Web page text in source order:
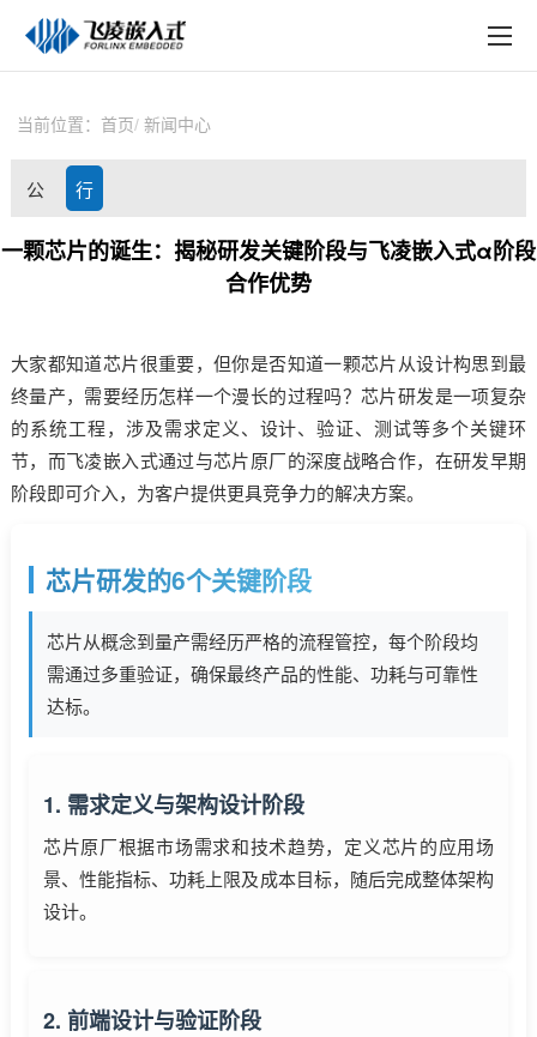
技术与支持
在线文档
关于飞凌
天猫商城
淘宝商城
技术论坛
在线购买
当前位置： 首页 新闻中心
公
司
行
业
一颗芯片的诞生：揭秘研发关键阶段与飞凌嵌入式α阶段
合作优势
大家都知道芯片很重要，但你是否知道一颗芯片从设计构思到最
终量产，需要经历怎样一个漫长的过程吗？芯片研发是一项复杂
的系统工程，涉及需求定义、设计、验证、测试等多个关键环
节，而飞凌嵌入式通过与芯片原厂的深度战略合作，在研发早期
阶段即可介入，为客户提供更具竞争力的解决方案。
芯片研发的6个关键阶段
芯片从概念到量产需经历严格的流程管控，每个阶段均
需通过多重验证，确保最终产品的性能、功耗与可靠性
达标。
1. 需求定义与架构设计阶段
芯片原厂根据市场需求和技术趋势，定义芯片的应用场
景、性能指标、功耗上限及成本目标，随后完成整体架构
设计。
2. 前端设计与验证阶段